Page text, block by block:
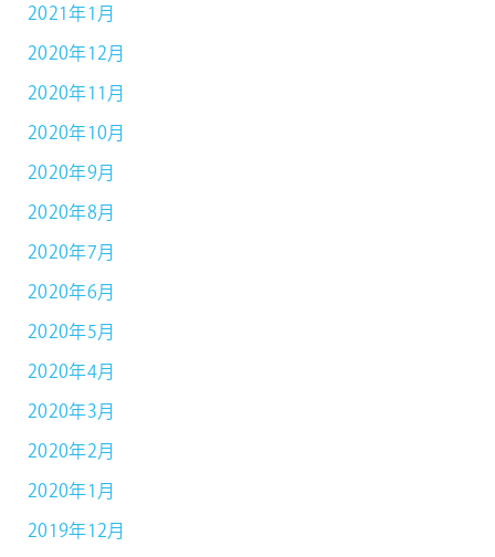
2021年1月
2020年12月
2020年11月
2020年10月
2020年9月
2020年8月
2020年7月
2020年6月
2020年5月
2020年4月
2020年3月
2020年2月
2020年1月
2019年12月